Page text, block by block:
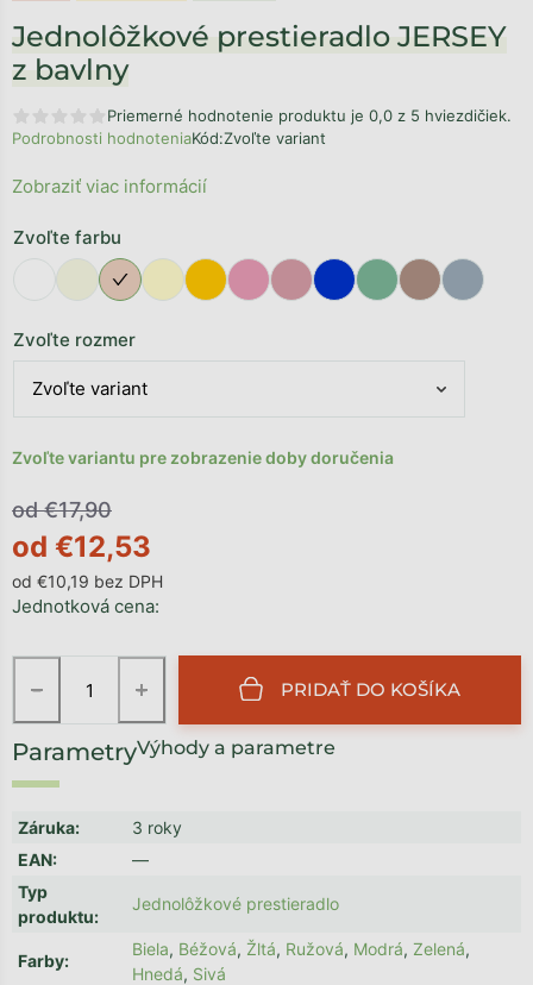
Jednolôžkové prestieradlo JERSEY
z bavlny
Priemerné hodnotenie produktu je 0,0 z 5 hviezdičiek.
Podrobnosti hodnoteniaKód:Zvoľte variant
od €17,90
od €12,53
od €10,19 bez DPH
Jednotková cena:
Zvoľte variantu pre zobrazenie doby doručenia
Zvoľte farbu
Zvoľte rozmer
+
− PRIDAŤ DO KOŠÍKA
Výhody a parametre
Záruka:
3 roky
EAN:
—
Typ
produktu:
Jednolôžkové prestieradlo
Farby:
Biela, Béžová, Žltá, Ružová, Modrá, Zelená,
Hnedá, Sivá
Zobraziť viac informácií